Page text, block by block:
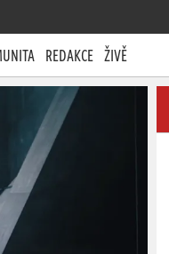
REDAKCE ŽIVĚ